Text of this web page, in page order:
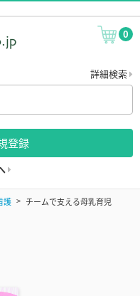
0
詳細検索
登録
護 チームで支える母乳育児